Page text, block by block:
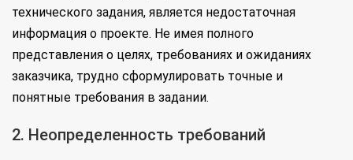
технического задания, является недостаточная
информация о проекте. Не имея полного
представления о целях, требованиях и ожиданиях
заказчика, трудно сформулировать точные и
понятные требования в задании.
2. Неопределенность требований